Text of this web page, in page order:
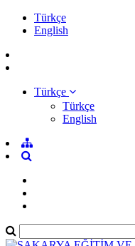
Türkçe
English
Türkçe
Türkçe
English